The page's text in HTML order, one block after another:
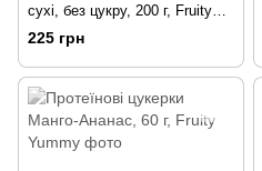
сухі, без цукру, 200 г, Fruity
Yummy
225 грн